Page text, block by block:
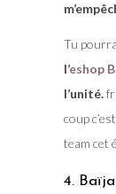
Tu
l’eshop
l’unité.
coup
team cet
4.